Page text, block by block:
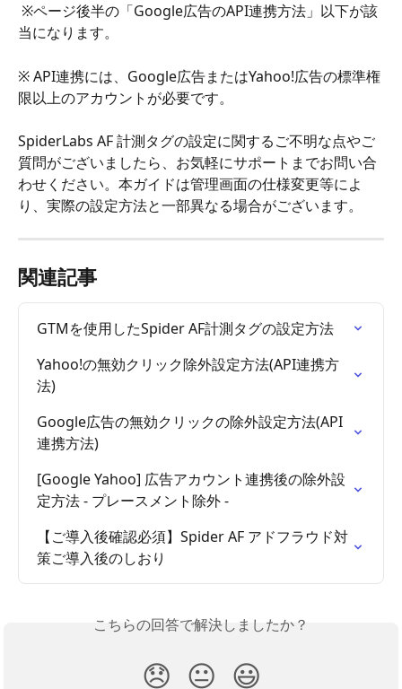
当になります。
※ API連携には、Google広告またはYahoo!広告の標準権
限以上のアカウントが必要です。
SpiderLabs AF 計測タグの設定に関するご不明な点やご
質問がございましたら、お気軽にサポートまでお問い合
わせください。本ガイドは管理画面の仕様変更等によ
り、実際の設定方法と一部異なる場合がございます。
関連記事
GTMを使用したSpider AF計測タグの設定方法
Yahoo!の無効クリック除外設定方法(API連携方
法)
Google広告の無効クリックの除外設定方法(API
連携方法)
[Google Yahoo] 広告アカウント連携後の除外設
定方法 - プレースメント除外 -
【ご導入後確認必須】Spider AF アドフラウド対
策ご導入後のしおり
こちらの回答で解決しましたか？
😞 😐 😃